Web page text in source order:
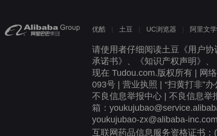
优酷 土豆 UC浏览器 阿里文学
请使用者仔细阅读土豆《 用户协
承诺书》、《知识产权声明 》、
现在 Tudou.com.版权所有 |
网
093号
营业执照
| “扫黄打非”
不良信息举报中心
| 不良信息
箱：
youkujubao-zx@alibaba-
互联网药品信息服务资格证书